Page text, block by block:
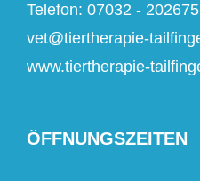
Telefon: 07032 - 202675
vet@tiertherapie-
www.tiertherapie-
ÖFFNUNGSZEITEN